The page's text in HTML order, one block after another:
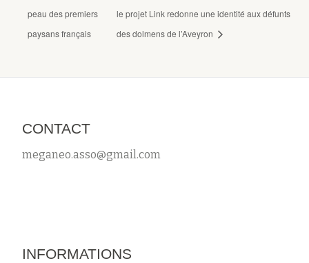
peau des premiers
paysans français
le projet Link redonne une identité aux défunts
des dolmens de l’Aveyron
CONTACT
meganeo.asso@gmail.com
INFORMATIONS